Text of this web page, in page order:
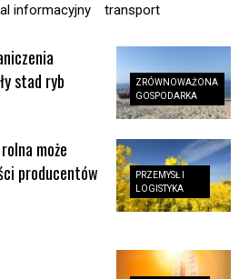
informacyjny transport
ZRÓWNOWAŻONA
GOSPODARKA
stad ryb
PRZEMYSŁ I
LOGISTYKA
może
producentów